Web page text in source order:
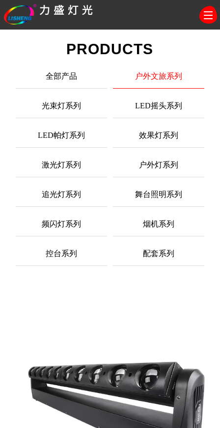
PRODUCTS
全部产品 户外文旅系列
光束灯系列 LED摇头系列
LED帕灯系列 效果灯系列
激光灯系列 户外灯系列
追光灯系列 舞台照明系列
频闪灯系列 烟机系列
控台系列 配套系列